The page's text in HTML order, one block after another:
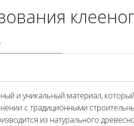
и уникальный материал,
с традиционными
из натурального